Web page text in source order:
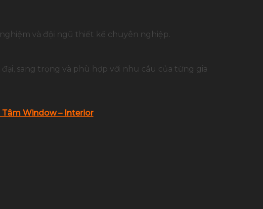
và đội ngũ thiết kế chuyên nghiệp.
sang trọng và phù hợp với nhu cầu của từng gia
Window – Interior